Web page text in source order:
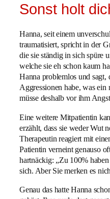
Sonst holt
Hanna, seit einem
traumatisiert, spricht in der
die sie ständig in sich spüre
welche sie eh schon kaum
Hanna problemlos und sagt,
Aggressionen habe, was ein
müsse deshalb vor ihm
Eine weitere Mitpatientin
erzählt, dass sie weder Wut
Therapeutin reagiert mit
Patientin verneint genauso
hartnäckig: „Zu 100%
sich. Aber Sie merken es
Genau das hatte Hanna